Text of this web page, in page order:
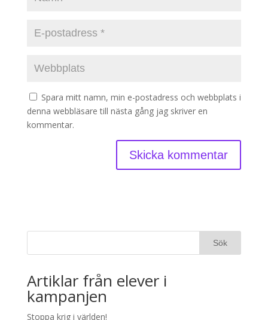
Spara mitt namn, min e-postadress och webbplats i
denna webbläsare till nästa gång jag skriver en
kommentar.
Artiklar från elever i
kampanjen
Stoppa krig i världen!